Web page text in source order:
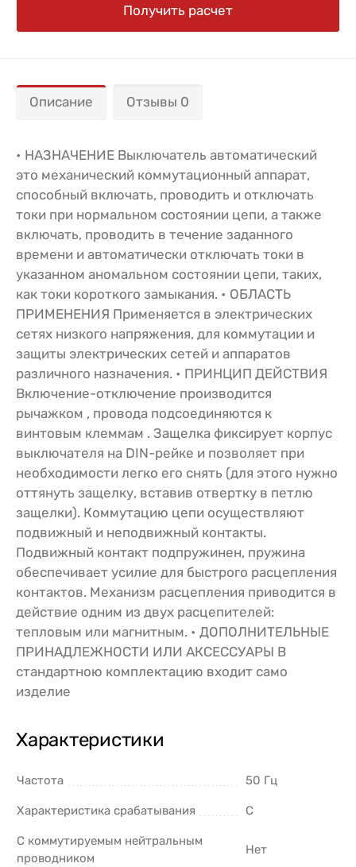
Получить расчет
Описание Отзывы 0
• НАЗНАЧЕНИЕ Выключатель автоматический
это механический коммутационный аппарат,
способный включать, проводить и отключать
токи при нормальном состоянии цепи, а также
включать, проводить в течение заданного
времени и автоматически отключать токи в
указанном аномальном состоянии цепи, таких,
как токи короткого замыкания. • ОБЛАСТЬ
ПРИМЕНЕНИЯ Применяется в электрических
сетях низкого напряжения, для коммутации и
защиты электрических сетей и аппаратов
различного назначения. • ПРИНЦИП ДЕЙСТВИЯ
Включение-отключение производится
рычажком , провода подсоединяются к
винтовым клеммам . Защелка фиксирует корпус
выключателя на DIN-рейке и позволяет при
необходимости легко его снять (для этого нужно
оттянуть защелку, вставив отвертку в петлю
защелки). Коммутацию цепи осуществляют
подвижный и неподвижный контакты.
Подвижный контакт подпружинен, пружина
обеспечивает усилие для быстрого расцепления
контактов. Механизм расцепления приводится в
действие одним из двух расцепителей:
тепловым или магнитным. • ДОПОЛНИТЕЛЬНЫЕ
ПРИНАДЛЕЖНОСТИ ИЛИ АКСЕССУАРЫ В
стандартною комплектацию входит само
изделие
Характеристики
Частота 50 Гц
Характеристика срабатывания C
С коммутируемым нейтральным
проводником
Нет